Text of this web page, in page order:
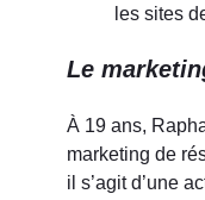
les sites
Le
À 19 ans,
marketing de
il s’agit d’une